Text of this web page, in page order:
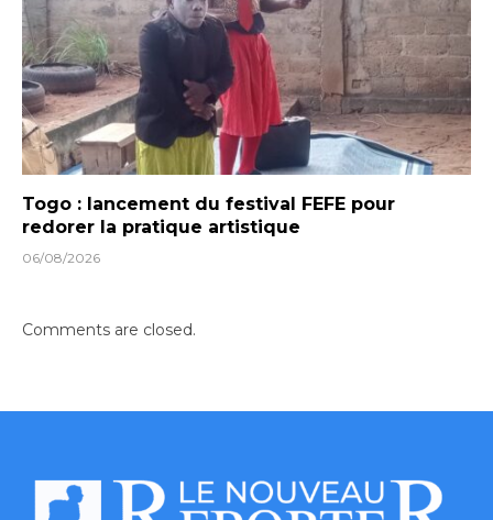
Togo : lancement du festival FEFE pour
redorer la pratique artistique
06/08/2026
Comments are closed.